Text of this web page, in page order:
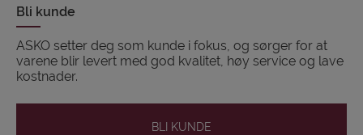
Bli kunde
ASKO setter deg som kunde i fokus, og sørger for at
varene blir levert med god kvalitet, høy service og lave
kostnader.
BLI KUNDE